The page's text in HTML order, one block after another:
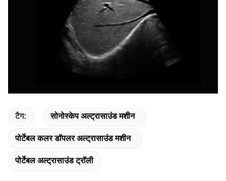
टैग: सोनोस्केप अल्ट्रासाउंड मशीन
पोर्टेबल कलर डॉपलर अल्ट्रासाउंड मशीन
पोर्टेबल अल्ट्रासाउंड ट्रॉली